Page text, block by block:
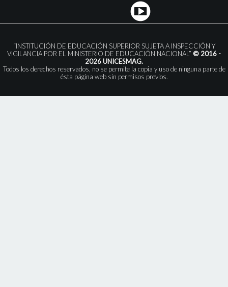
“INSTITUCIÓN DE EDUCACIÓN SUPERIOR SUJETA A INSPECCIÓN Y
VIGILANCIA POR EL MINISTERIO DE EDUCACIÓN NACIONAL” © 2016 -
2026 UNICESMAG.
Todos los derechos reservados, no se permite la copia y uso de ninguna parte de
ésta página web sin permisos previos.